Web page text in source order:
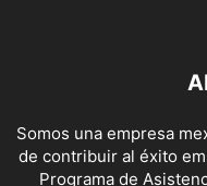
Somos una empresa
de contribuir al éxito
Programa de